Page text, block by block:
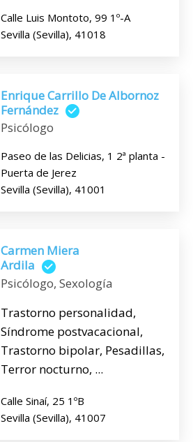
Calle Luis Montoto, 99 1º-A
Sevilla (Sevilla), 41018
Enrique Carrillo De Albornoz
Fernández
Psicólogo
Paseo de las Delicias, 1 2ª planta -
Puerta de Jerez
Sevilla (Sevilla), 41001
Carmen Miera
Ardila
Psicólogo, Sexología
Trastorno personalidad,
Síndrome postvacacional,
Trastorno bipolar, Pesadillas,
Terror nocturno, ...
Calle Sinaí, 25 1ºB
Sevilla (Sevilla), 41007